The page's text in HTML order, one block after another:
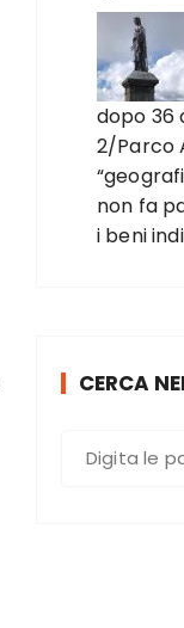
dopo 36
2/Parco
non fa
i beni
CERCA